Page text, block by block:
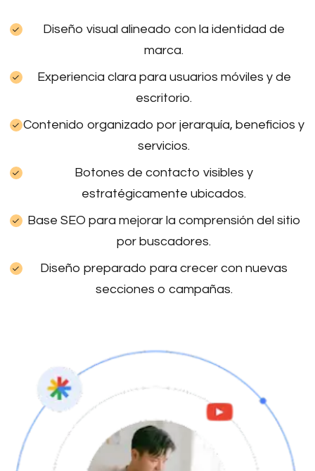
Diseño visual alineado con la identidad de
marca.
Experiencia clara para usuarios móviles y de
escritorio.
Contenido organizado por jerarquía, beneficios y
servicios.
Botones de contacto visibles y
estratégicamente ubicados.
Base SEO para mejorar la comprensión del sitio
por buscadores.
Diseño preparado para crecer con nuevas
secciones o campañas.